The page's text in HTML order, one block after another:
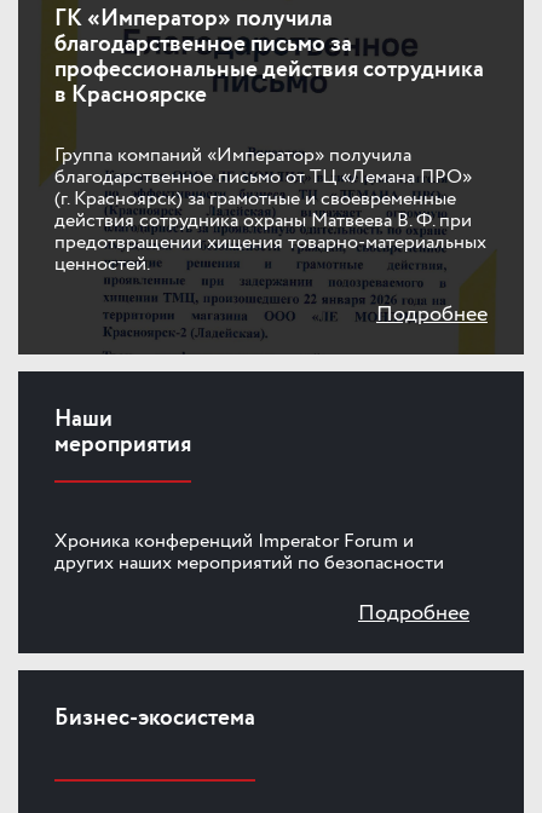
ГК «Император» получила
благодарственное письмо за
профессиональные действия сотрудника
в Красноярске
Группа компаний «Император» получила
благодарственное письмо от ТЦ «Лемана ПРО»
(г. Красноярск) за грамотные и своевременные
действия сотрудника охраны Матвеева В. Ф. при
предотвращении хищения товарно-материальных
ценностей.⁠
Подробнее
Наши
мероприятия
Хроника конференций Imperator Forum и
других наших мероприятий по безопасности
Подробнее
Бизнес-экосистема